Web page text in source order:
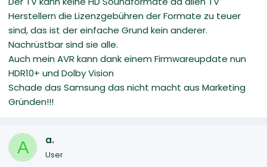
Herstellern die Lizenzgebühren der Formate zu teuer
sind, das ist der einfache Grund kein anderer.
Nachrüstbar sind sie alle.
Auch mein AVR kann dank einem Firmwareupdate nun
HDR10+ und Dolby Vision
Schade das Samsung das nicht macht aus Marketing
Gründen!!!
A a.
User